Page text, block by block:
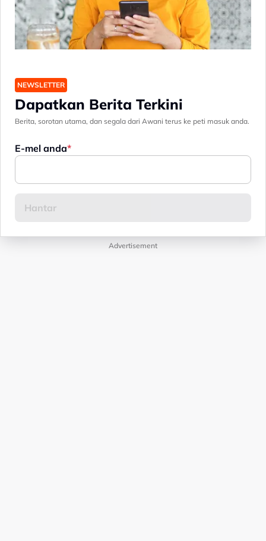
NEWSLETTER
Dapatkan Berita Terkini
Berita, sorotan utama, dan segala dari Awani terus ke peti masuk anda.
E-mel anda
Advertisement